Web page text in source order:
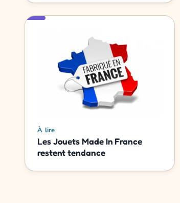
À lire
Les Jouets Made In France
restent tendance